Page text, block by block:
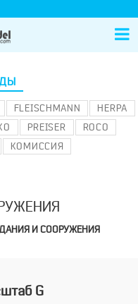
FLEISCHMANN
HERPA
PREISER
ROCO
КОМИССИЯ
И СООРУЖЕНИЯ
G